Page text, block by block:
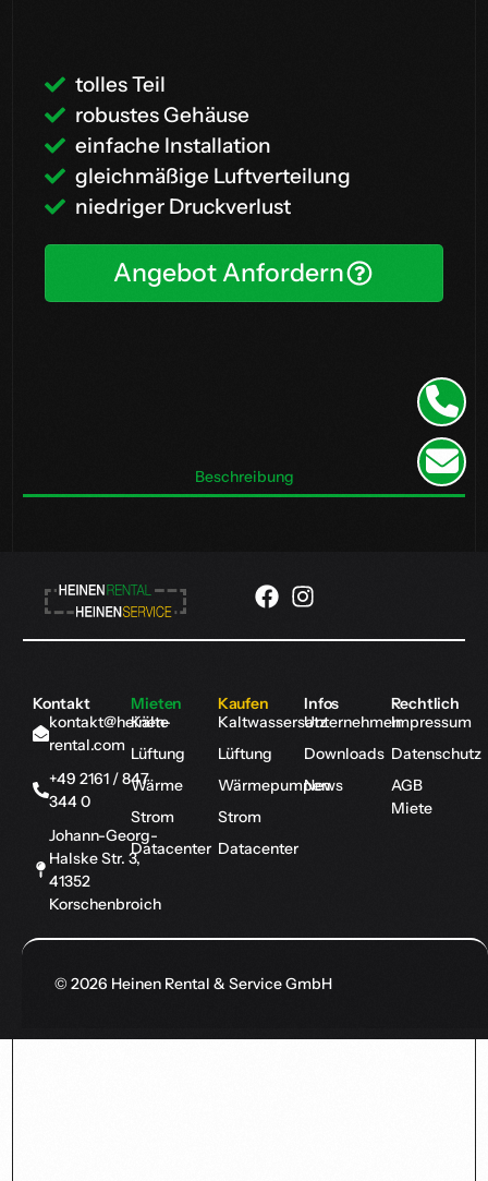
tolles Teil
robustes Gehäuse
einfache Installation
gleichmäßige Luftverteilung
niedriger Druckverlust
Angebot Anfordern
Beschreibung
Kontakt
kontakt@heinen-
rental.com
+49 2161 / 847
344 0
Johann-Georg-
Halske Str. 3,
41352
Korschenbroich
Mieten
Kälte
Lüftung
Wärme
Strom
Datacenter
Kaufen
Kaltwassersatz
Lüftung
Wärmepumpen
Strom
Datacenter
Infos
Unternehmen
Downloads
News
Rechtlich
Impressum
Datenschutz
AGB
Miete
© 2026 Heinen Rental & Service GmbH